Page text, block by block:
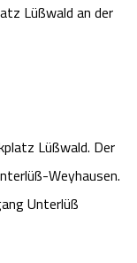
Lüßwald an der
Lüßwald. Der
Weyhausen.
Unterlüß